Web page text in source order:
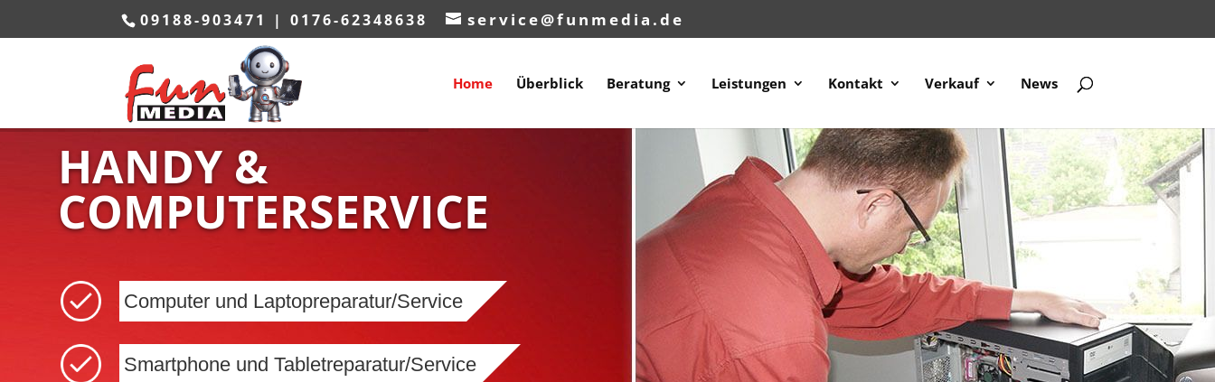
09188-903471 | 0176-62348638 service@funmedia.de
Home Überblick Beratung Leistungen Kontakt Verkauf News
HANDY &
COMPUTERSERVICE
Computer und Laptopreparatur/Service
Smartphone und Tabletreparatur/Service